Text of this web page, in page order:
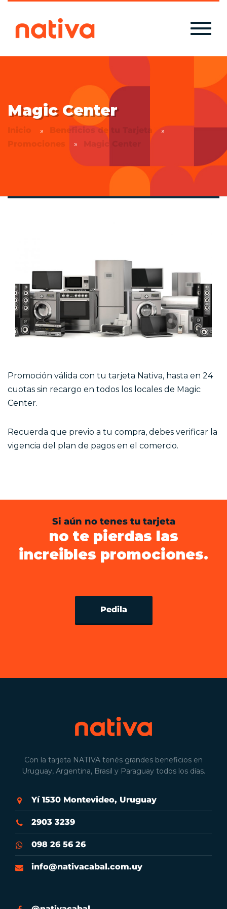
Magic Center
Inicio
Beneficios de tu Tarjeta
Promociones
Magic Center
Promoción válida con tu tarjeta Nativa, hasta en 24
cuotas sin recargo en todos los locales de Magic
Center.
Recuerda que previo a tu compra, debes verificar la
vigencia del plan de pagos en el comercio.
Si aún no tenes tu tarjeta
no te pierdas las
increibles promociones.
Pedila
Con la tarjeta NATIVA tenés grandes beneficios en
Uruguay, Argentina, Brasil y Paraguay todos los días.
Yí 1530 Montevideo, Uruguay
2903 3239
098 26 56 26
info@nativacabal.com.uy